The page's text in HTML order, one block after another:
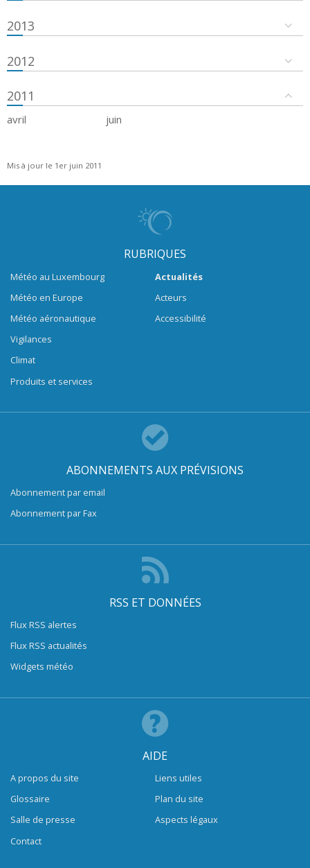
2013
2012
2011
avril juin
Mis à jour le 1er juin 2011
RUBRIQUES
Météo au Luxembourg
Météo en Europe
Météo aéronautique
Vigilances
Climat
Produits et services
Actualités
Acteurs
Accessibilité
ABONNEMENTS AUX PRÉVISIONS
Abonnement par email
Abonnement par Fax
RSS ET DONNÉES
Flux RSS alertes
Flux RSS actualités
Widgets météo
AIDE
A propos du site
Glossaire
Salle de presse
Contact
Liens utiles
Plan du site
Aspects légaux